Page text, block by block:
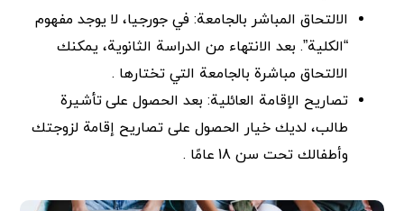
الالتحاق المباشر بالجامعة: في جورجيا، لا يوجد مفهوم
“الكلية”. بعد الانتهاء من الدراسة الثانوية، يمكنك
الالتحاق مباشرة بالجامعة التي تختارها .
تصاريح الإقامة العائلية: بعد الحصول على تأشيرة
طالب، لديك خيار الحصول على تصاريح إقامة لزوجتك
وأطفالك تحت سن 18 عامًا .